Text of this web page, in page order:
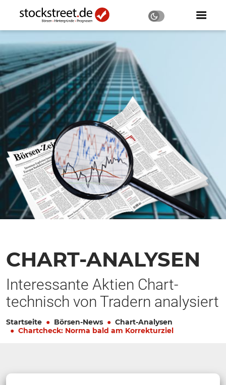
CHART-ANALYSEN
Interessante Aktien Chart-
technisch von Tradern analysiert
Startseite Börsen-News
Chart-Analysen
Chartcheck: Norma bald am Korrekturziel